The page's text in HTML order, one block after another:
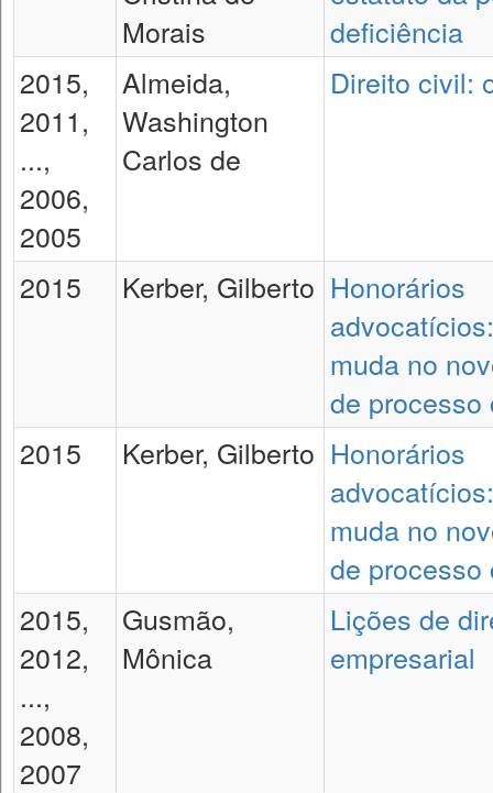
Morais
deficiência
2015,
2011,
...,
2006,
2005
Almeida,
Washington
Carlos de
Direito civil:
2015 Kerber, Gilberto Honorários
muda no
de processo
2015
Kerber, Gilberto Honorários
muda no
de processo
2015,
2012,
...,
2008,
2007
Gusmão,
Mônica
Lições de
empresarial